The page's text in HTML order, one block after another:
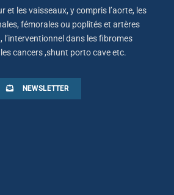
et les vaisseaux, y compris l’aorte, les
fémorales ou poplités et artères
l’interventionnel dans les fibromes
cancers ,shunt porto cave etc.
NEWSLETTER